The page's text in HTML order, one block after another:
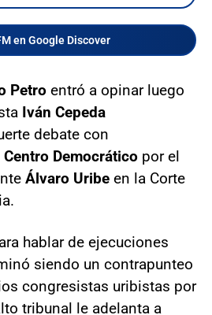
en Google Discover
Petro entró a opinar luego
Iván Cepeda
debate con
Centro Democrático por el
Álvaro Uribe en la Corte
hablar de ejecuciones
siendo un contrapunteo
congresistas uribistas por
tribunal le adelanta a